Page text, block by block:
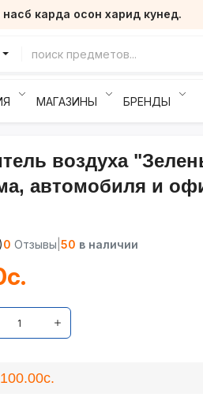
карда осон харид кунед.
МАГАЗИНЫ БРЕНДЫ
воздуха
автомобиля и
0 Отзывы 50 в наличии
100.00с.